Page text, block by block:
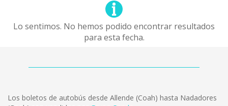
Lo sentimos. No hemos podido encontrar resultados
para esta fecha.
Los boletos de autobús desde Allende (Coah) hasta Nadadores